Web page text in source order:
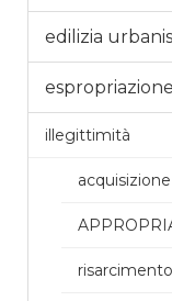
edilizia
illegittimità
risarcimento